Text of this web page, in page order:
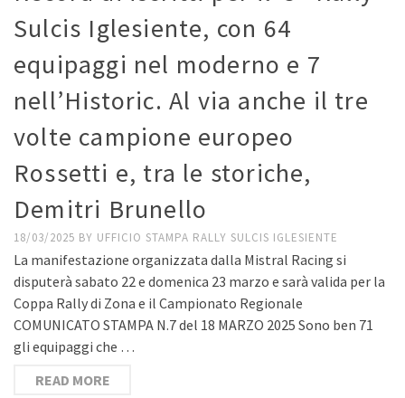
Sulcis Iglesiente, con 64
equipaggi nel moderno e 7
nell’Historic. Al via anche il tre
volte campione europeo
Rossetti e, tra le storiche,
Demitri Brunello
18/03/2025 BY UFFICIO STAMPA RALLY SULCIS IGLESIENTE
La manifestazione organizzata dalla Mistral Racing si
disputerà sabato 22 e domenica 23 marzo e sarà valida per la
Coppa Rally di Zona e il Campionato Regionale
COMUNICATO STAMPA N.7 del 18 MARZO 2025 Sono ben 71
gli equipaggi che …
READ MORE